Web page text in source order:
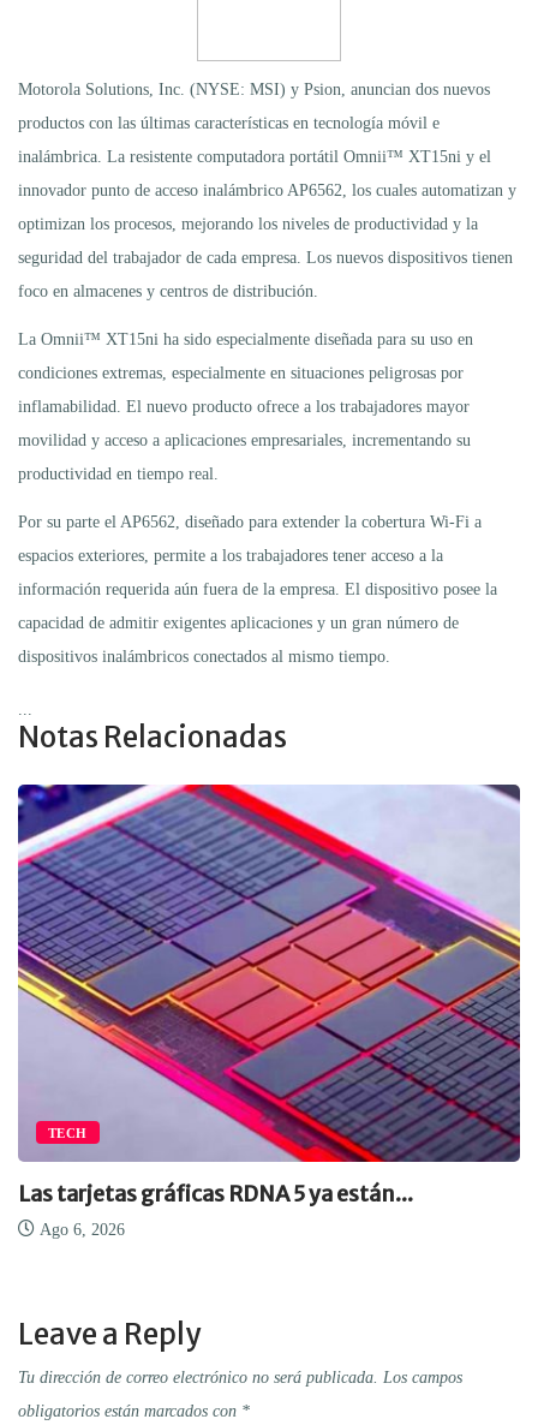
Motorola Solutions, Inc. (NYSE: MSI) y Psion, anuncian dos nuevos
productos con las últimas características en tecnología móvil e
inalámbrica. La resistente computadora portátil Omnii™ XT15ni y el
innovador punto de acceso inalámbrico AP6562, los cuales automatizan y
optimizan los procesos, mejorando los niveles de productividad y la
seguridad del trabajador de cada empresa. Los nuevos dispositivos tienen
foco en almacenes y centros de distribución.
La Omnii™ XT15ni ha sido especialmente diseñada para su uso en
condiciones extremas, especialmente en situaciones peligrosas por
inflamabilidad. El nuevo producto ofrece a los trabajadores mayor
movilidad y acceso a aplicaciones empresariales, incrementando su
productividad en tiempo real.
Por su parte el AP6562, diseñado para extender la cobertura Wi-Fi a
espacios exteriores, permite a los trabajadores tener acceso a la
información requerida aún fuera de la empresa. El dispositivo posee la
capacidad de admitir exigentes aplicaciones y un gran número de
dispositivos inalámbricos conectados al mismo tiempo.
Notas Relacionadas
TECH
Las tarjetas gráficas RDNA 5 ya están...
Ago 6, 2026
Leave a Reply
Tu dirección de correo electrónico no será publicada. Los campos
obligatorios están marcados con *